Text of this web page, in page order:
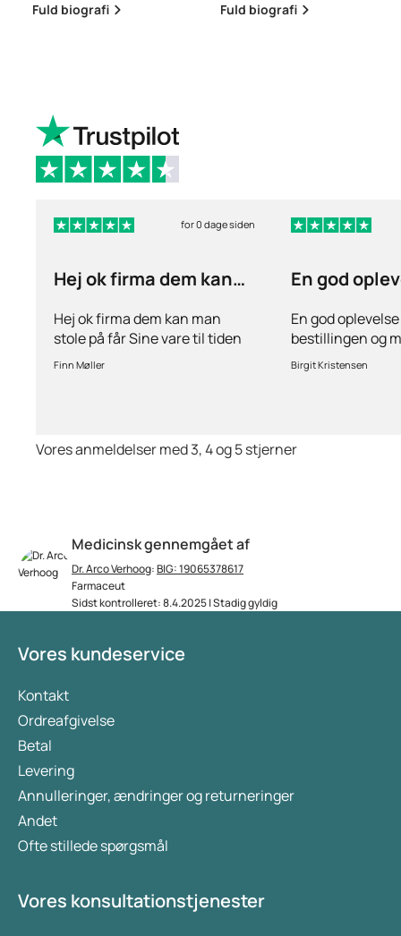
Medicinsk gennemgået af
Dr. Arco Verhoog:BIG: 19065378617
Farmaceut
Sidst kontrolleret: 8.4.2025 | Stadig gyldig
Fuld biografi Fuld biografi
for 0 dage siden
Hej ok firma dem kan
Hej ok firma dem kan man
stole på får Sine vare til tiden
hurtig levering inden for 2
Finn Møller
En god
En god
bestillingen og
stille spørgsmål
behov for
Birgit Kristensen
Vores anmeldelser med 3, 4 og 5 stjerner
Vores kundeservice
Kontakt
Ordreafgivelse
Betal
Levering
Annulleringer, ændringer og returneringer
Andet
Ofte stillede spørgsmål
Vores konsultationstjenester